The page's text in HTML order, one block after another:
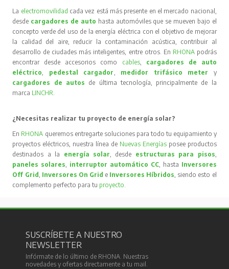
La electromovilidad cada vez está más presente en el mercado nacional,
desde cargadores de auto hasta automóviles que se mueven bajo el
concepto verde del uso de la energía eléctrica con el objetivo de mejorar
la calidad del aire, reducir la contaminación acústica, contribuir al
desarrollo de ciudades más inteligentes, entre otros. En RHONA podrás
encontrar desde accesorios como cables, cargadores de auto
eléctrico
pedestal cargador medidor trifásico meter
y
cargadores de autos de última tecnología, principalmente de la
marca LINCHR
¿Necesitas realizar tu proyecto de energía solar?
En RHONA queremos entregarte soluciones para todo tu equipamiento y
proyectos eléctricos, nuestra línea de Nuevas Energíasposee productos
destinados a la energía solar , desde estructuras para pisos
paneles solares
interruptor automático CC, hasta Inversores
Off Grid Inversores On Grid e Inversores Híbridos , siendo esto el
complemento perfecto para tu proyecto
SUSCRÍBETE A NUESTRO
NEWSLETTER
Infórmate de lo último de RHONA. Nuestras
novedades y ofertas directamente a tu mail.